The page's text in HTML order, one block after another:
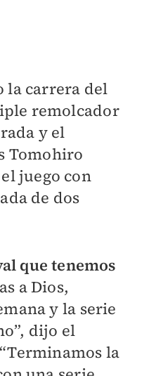
la carrera del
remolcador
y el
Tomohiro
juego con
de dos
que tenemos
a Dios,
y la serie
dijo el
la